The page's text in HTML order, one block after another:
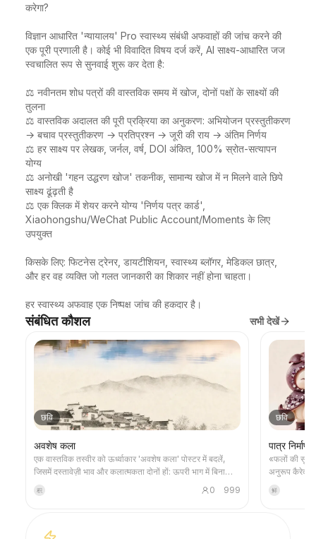
करेगा?
विज्ञान आधारित 'न्यायालय' Pro स्वास्थ्य संबंधी अफवाहों की जांच करने की
एक पूरी प्रणाली है। कोई भी विवादित विषय दर्ज करें, AI साक्ष्य-आधारित जज
स्वचालित रूप से सुनवाई शुरू कर देता है:
⚖️ नवीनतम शोध पत्रों की वास्तविक समय में खोज, दोनों पक्षों के साक्ष्यों की
तुलना
⚖️ वास्तविक अदालत की पूरी प्रक्रिया का अनुकरण: अभियोजन प्रस्तुतीकरण
→ बचाव प्रस्तुतीकरण → प्रतिप्रश्न → जूरी की राय → अंतिम निर्णय
⚖️ हर साक्ष्य पर लेखक, जर्नल, वर्ष, DOI अंकित, 100% स्रोत-सत्यापन
योग्य
⚖️ अनोखी 'गहन उद्धरण खोज' तकनीक, सामान्य खोज में न मिलने वाले छिपे
साक्ष्य ढूंढ़ती है
⚖️ एक क्लिक में शेयर करने योग्य 'निर्णय पत्र कार्ड',
Xiaohongshu/WeChat Public Account/Moments के लिए
उपयुक्त
किसके लिए: फिटनेस ट्रेनर, डायटीशियन, स्वास्थ्य ब्लॉगर, मेडिकल छात्र,
और हर वह व्यक्ति जो गलत जानकारी का शिकार नहीं होना चाहता।
हर स्वास्थ्य अफवाह एक निष्पक्ष जांच की हकदार है।
संबंधित कौशल सभी देखें
छवि
अवशेष कला
एक वास्तविक तस्वीर को ऊर्ध्वाकार 'अवशेष कला' पोस्टर में बदलें,
जिसमें दस्तावेज़ी भाव और कलात्मकता दोनों हों: ऊपरी भाग में बिना
किसी बदलाव के मूल तस्वीर रखी जाती है, और निचले भाग में गर्म कागज़
या संयमित प्रकाश-छाया स्थान के साथ, तस्वीर से लिया गया एक
खाली जगह और विरल रेखाओं के माध्यम से, वास्तुकला, शहर, जल
积 0 999
छवि
पात्र निर्माण
«फलों की
अनुरूप कैरेक्टर
鲜